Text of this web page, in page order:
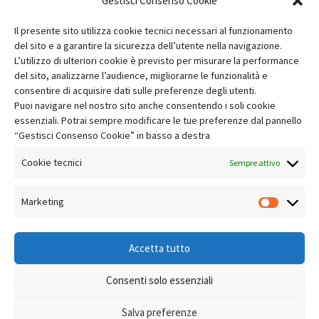
Il presente sito utilizza cookie tecnici necessari al funzionamento
del sito e a garantire la sicurezza dell’utente nella navigazione.
L’utilizzo di ulteriori cookie è previsto per misurare la performance
del sito, analizzarne l’audience, migliorarne le funzionalità e
consentire di acquisire dati sulle preferenze degli utenti.
Puoi navigare nel nostro sito anche consentendo i soli cookie
essenziali. Potrai sempre modificare le tue preferenze dal pannello
“Gestisci Consenso Cookie” in basso a destra
Cookie tecnici Sempre attivo
Marketing
Accetta tutto
Consenti solo essenziali
Salva preferenze
Fai clic per accettare i cookie marketing e
abilitare questo contenuto